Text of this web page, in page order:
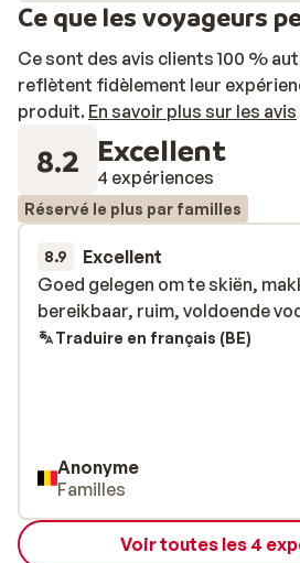
Ce que les voyageurs
Ce sont des avis clients 100 %
reflètent fidèlement leur
produit. En savoir plus sur les avis
8.2 Excellent
4 expériences
Réservé le plus par familles
8.9 Excellent
Goed gelegen om te skiën,
bereikbaar, ruim, voldoende
Goed gelegen om te skiën,
bereikbaar, ruim, voldoende
Traduire en français (BE)
Anonyme
Familles
Voir toutes les 4